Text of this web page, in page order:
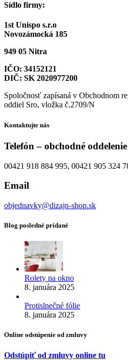
Sídlo firmy:
1st Unispo s.r.o
Novozámocká 185
949 05 Nitra
IČO: 34152121
DIČ: SK 2020977200
Spoločnosť zapísaná v Obchodnom
oddiel Sro, vložka č.2709/N
Kontaktujte nás
Telefón – obchodné oddelenie
00421 918 884 995, 00421 905 324
Email
objednavky@dizajn-shop.sk
Blog posledné pridané
Rolety na okno
8. januára 2025
Protislnečné fólie
8. januára 2025
Online odstúpenie od zmluvy
Odstúpiť od zmluvy online tu